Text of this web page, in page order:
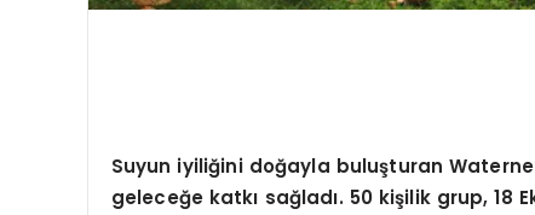
Suyun iyiliğini doğayla buluşturan
geleceğe katkı sağladı. 50 kişilik grup, 18